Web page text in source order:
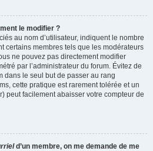
le modifier ?
au nom d’utilisateur, indiquent le nombre
certains membres tels que les modérateurs
ne pouvez pas directement modifier
par l’administrateur du forum. Évitez de
dans le seul but de passer au rang
cette pratique est rarement tolérée et un
peut facilement abaisser votre compteur de
d’un membre, on me demande de me